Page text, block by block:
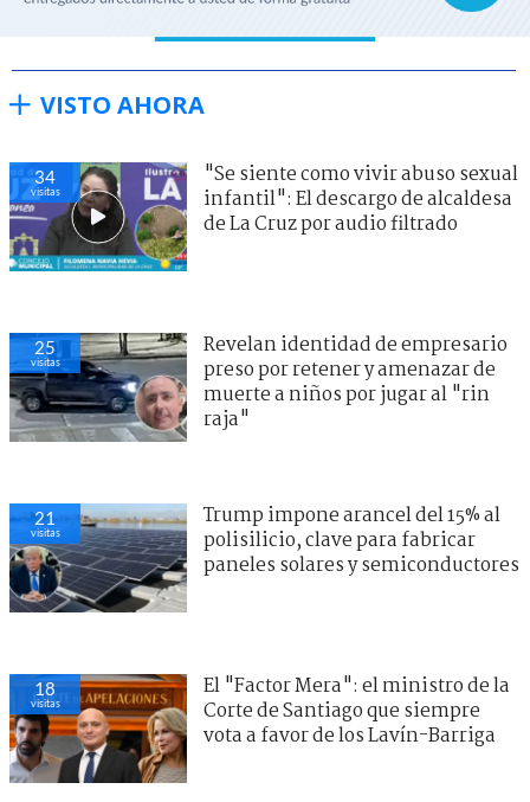
VISTO AHORA
34
visitas
"Se siente como vivir abuso sexual
infantil": El descargo de alcaldesa
de La Cruz por audio filtrado
25
visitas
Revelan identidad de empresario
preso por retener y amenazar de
muerte a niños por jugar al "rin
raja"
21
visitas
Trump impone arancel del 15% al
polisilicio, clave para fabricar
paneles solares y semiconductores
18
visitas
El "Factor Mera": el ministro de la
Corte de Santiago que siempre
vota a favor de los Lavín-Barriga